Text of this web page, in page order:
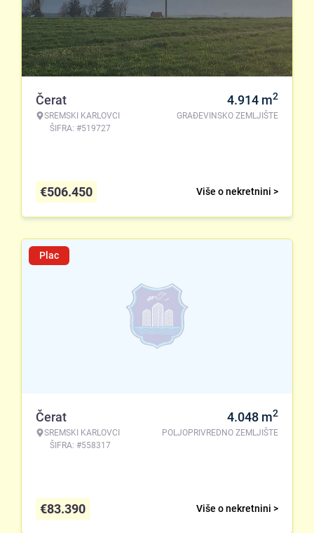
Čerat
SREMSKI KARLOVCI
ŠIFRA: #519727
4.914 m2
GRAĐEVINSKO ZEMLJIŠTE
Više o nekretnini >
€506.450
Plac
Čerat
SREMSKI KARLOVCI
ŠIFRA: #558317
4.048 m2
POLJOPRIVREDNO ZEMLJIŠTE
Više o nekretnini >
€83.390